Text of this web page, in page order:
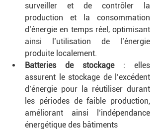
surveiller et de contrôler la
production et la consommation
d’énergie en temps réel, optimisant
ainsi l’utilisation de l’énergie
produite localement.
Batteries de stockage : elles
assurent le stockage de l’excédent
d’énergie pour la réutiliser durant
les périodes de faible production,
améliorant ainsi l’indépendance
énergétique des bâtiments